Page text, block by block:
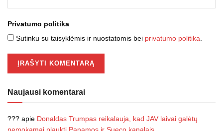
Privatumo politika
Sutinku su taisyklėmis ir nuostatomis bei privatumo politika
Naujausi komentarai
??? apie Donaldas Trumpas reikalauja, kad JAV laivai galėtų
nemokamai plaukti Panamos ir Sueco kanalais